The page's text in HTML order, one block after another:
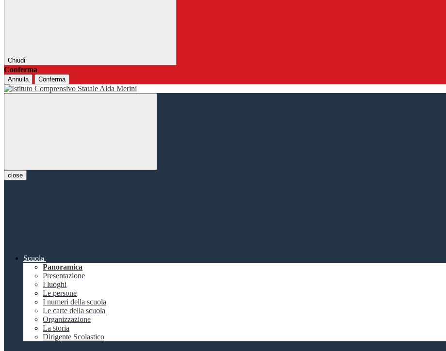
Chiudi
Conferma
Annulla Conferma
close
Scuola
Panoramica
Presentazione
I luoghi
Le persone
I numeri della scuola
Le carte della scuola
Organizzazione
La storia
Dirigente Scolastico